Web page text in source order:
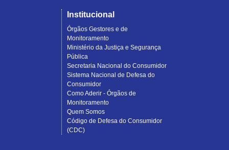
Institucional
Órgãos Gestores e de
Monitoramento
Ministério da Justiça e Segurança
Pública
Secretaria Nacional do Consumidor
Sistema Nacional de Defesa do
Consumidor
Como Aderir - Órgãos de
Monitoramento
Quem Somos
Código de Defesa do Consumidor
(CDC)